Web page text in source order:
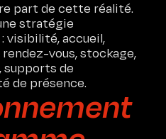
part de cette réalité.
stratégie
visibilité, accueil,
vous, stockage,
supports de
de présence.